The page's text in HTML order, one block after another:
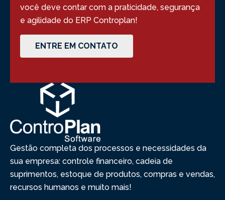
você deve contar com a praticidade, segurança
e agilidade do ERP Controplan!
ENTRE EM CONTATO
Gestão completa dos processos e necessidades da
sua empresa: controle financeiro, cadeia de
suprimentos, estoque de produtos, compras e vendas,
recursos humanos e muito mais!